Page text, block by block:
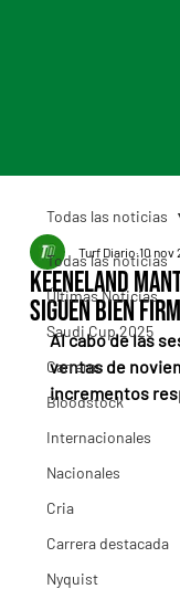
Todas las noticias
Últimas Noticias
Saudi Cup 2025
Carreras
Bloodstock
Internacionales
Nacionales
Cria
Carrera destacada
Nyquist
Todas las noticias
Keeneland
siguen bien
Turf Diario 10 nov
Al cabo de las
ventas de
incrementos